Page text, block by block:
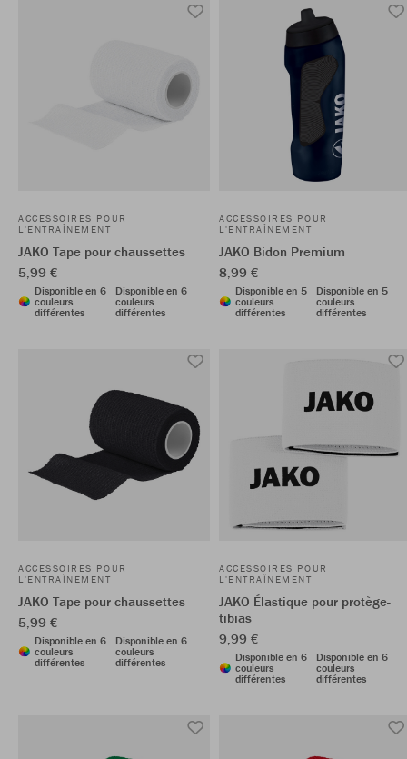
ACCESSOIRES POUR
L'ENTRAÎNEMENT
JAKO Tape pour chaussettes
5,99 €
Disponible en 6
couleurs
différentes
Disponible en 6
couleurs
différentes
ACCESSOIRES POUR
L'ENTRAÎNEMENT
JAKO Bidon Premium
8,99 €
Disponible en 5
couleurs
différentes
Disponible en 5
couleurs
différentes
ACCESSOIRES POUR
L'ENTRAÎNEMENT
JAKO Tape pour chaussettes
5,99 €
Disponible en 6
couleurs
différentes
Disponible en 6
couleurs
différentes
ACCESSOIRES POUR
L'ENTRAÎNEMENT
JAKO Élastique pour protège-
tibias
9,99 €
Disponible en 6
couleurs
différentes
Disponible en 6
couleurs
différentes